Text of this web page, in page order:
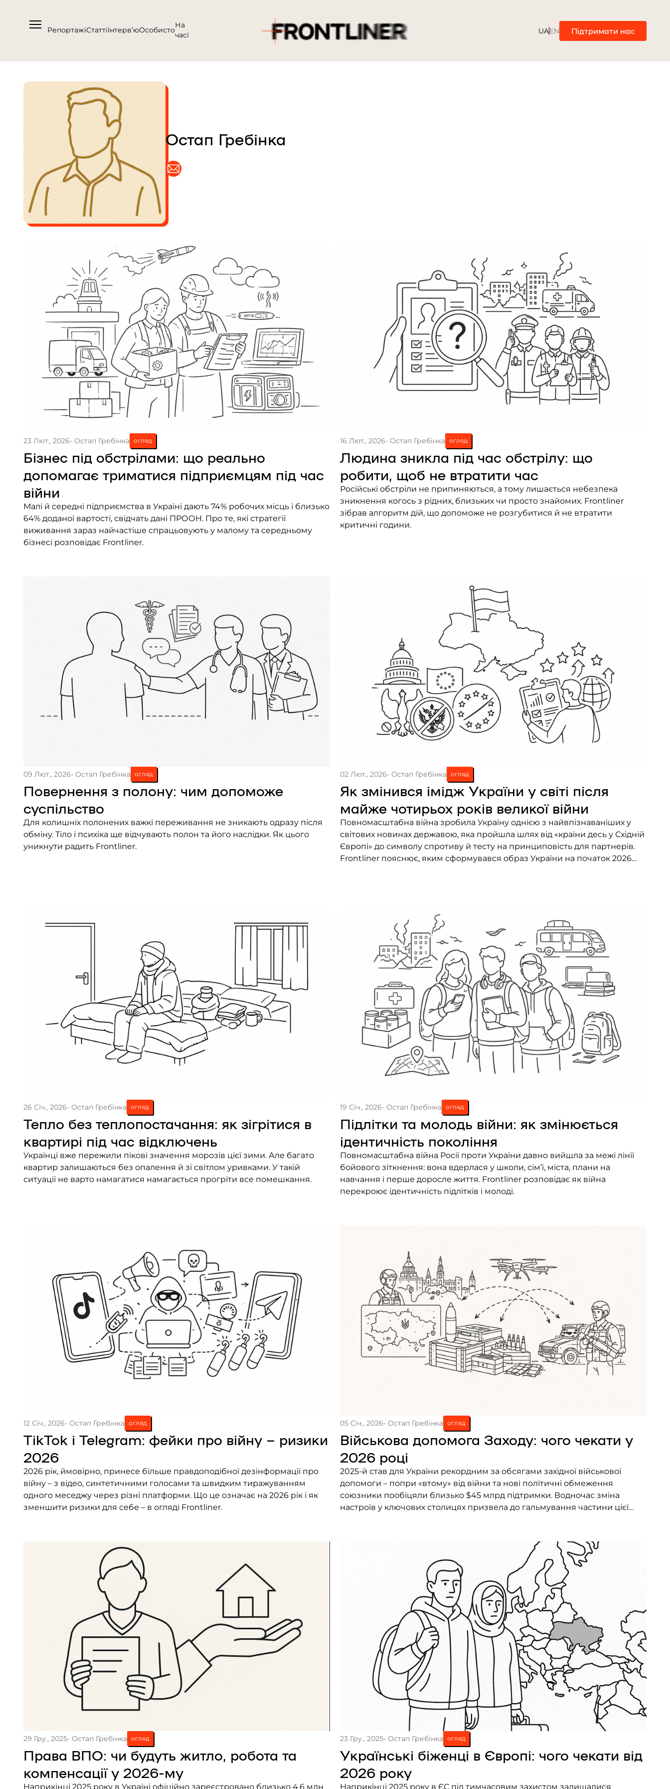
Про нас
Підтримати
Медіакіт
Партнери проєкту та подяка
Редакційна політика | Копірайт
Документи
РепортажіСтаттіІнтерв’юОсобисто
На
часі
UAEN Підтримати нас
Остап Гребінка
23 Лют., 2026- Остап Гребінка огляд
Бізнес під обстрілами: що реально
допомагає триматися підприємцям під час
війни
Малі й середні підприємства в Україні дають 74% робочих місць і близько
64% доданої вартості, свідчать дані ПРООН. Про те, які стратегії
виживання зараз найчастіше спрацьовують у малому та середньому
бізнесі розповідає Frontliner.
16 Лют., 2026- Остап Гребінка огляд
Людина зникла під час обстрілу: що
робити, щоб не втратити час
Російські обстріли не припиняються, а тому лишається небезпека
зникнення когось з рідних, близьких чи просто знайомих. Frontliner
зібрав алгоритм дій, що допоможе не розгубитися й не втратити
критичні години.
09 Лют., 2026- Остап Гребінка огляд
Повернення з полону: чим допоможе
суспільство
Для колишніх полонених важкі переживання не зникають одразу після
обміну. Тіло і психіка ще відчувають полон та його наслідки. Як цього
уникнути радить Frontliner.
02 Лют., 2026- Остап Гребінка огляд
Як змінився імідж України у світі після
майже чотирьох років великої війни
Повномасштабна війна зробила Україну однією з найвпізнаваніших у
світових новинах державою, яка пройшла шлях від «країни десь у Східній
Європі» до символу спротиву й тесту на принциповість для партнерів.
Frontliner пояснює, яким сформувався образ України на початок 2026
26 Січ., 2026- Остап Гребінка огляд
Тепло без теплопостачання: як зігрітися в
квартирі під час відключень
Українці вже пережили пікові значення морозів цієї зими. Але багато
квартир залишаються без опалення й зі світлом уривками. У такій
ситуації не варто намагатися намагається прогріти все помешкання.
19 Січ., 2026- Остап Гребінка огляд
Підлітки та молодь війни: як змінюється
ідентичність покоління
Повномасштабна війна Росії проти України давно вийшла за межі лінії
бойового зіткнення: вона вдерлася у школи, сім’ї, міста, плани на
навчання і перше доросле життя. Frontliner розповідає як війна
перекроює ідентичність підлітків і молоді.
12 Січ., 2026- Остап Гребінка огляд
TikTok і Telegram: фейки про війну – ризики
2026
2026 рік, ймовірно, принесе більше правдоподібної дезінформації про
війну – з відео, синтетичними голосами та швидким тиражуванням
одного меседжу через різні платформи. Що це означає на 2026 рік і як
зменшити ризики для себе – в огляді Frontliner.
05 Січ., 2026- Остап Гребінка огляд
Військова допомога Заходу: чого чекати у
2026 році
2025-й став для України рекордним за обсягами західної військової
допомоги – попри «втому» від війни та нові політичні обмеження
союзники пообіцяли близько $45 млрд підтримки. Водночас зміна
настроїв у ключових столицях призвела до гальмування частини цієї
29 Гру., 2025- Остап Гребінка огляд
Права ВПО: чи будуть житло, робота та
компенсації у 2026-му
Наприкінці 2025 року в Україні офіційно зареєстровано близько 4,6 млн
23 Гру., 2025- Остап Гребінка огляд
Українські біженці в Європі: чого чекати від
2026 року
Наприкінці 2025 року в ЄС під тимчасовим захистом залишалися